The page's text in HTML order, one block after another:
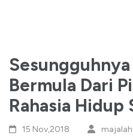
Bermula Dari
Rahasia Hidup
15 Nov,2018